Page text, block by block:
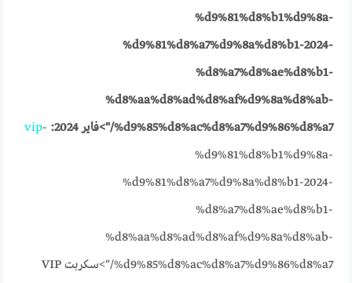
%d9%81%d8%b1%d9%8a-
%d9%81%d8%a7%d9%8a%d8%b1-2024-
%d8%a7%d8%ae%d8%b1-
%d8%aa%d8%ad%d8%af%d9%8a%d8%ab-
%d9%85%d8%ac%d8%a7%d9%86%d8%a7/">فاير 2024:
vip-
%d9%81%d8%b1%d9%8a-
%d9%81%d8%a7%d9%8a%d8%b1-2024-
%d8%a7%d8%ae%d8%b1-
%d8%aa%d8%ad%d8%af%d9%8a%d8%ab-
%d9%85%d8%ac%d8%a7%d9%86%d8%a7/">سكربت VIP